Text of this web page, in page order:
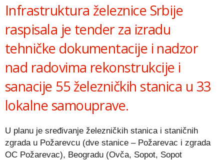
Infrastruktura železnice Srbije
raspisala je tender za izradu
tehničke dokumentacije i nadzor
nad radovima rekonstrukcije i
sanacije 55 železničkih stanica u 33
lokalne samouprave.
U planu je sređivanje železničkih stanica i staničnih
zgrada u Požarevcu (dve stanice – Požarevac i zgrada
OC Požarevac), Beogradu (Ovča, Sopot, Sopot